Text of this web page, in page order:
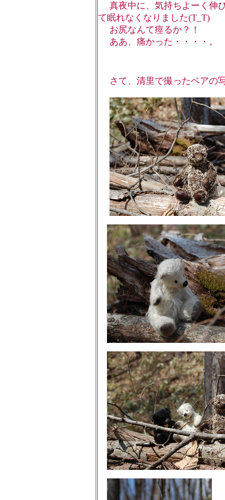
真夜中に、気持ちよーく伸
て眠れなくなりました(T_T)
お尻なんて痙るか？！
ああ、痛かった・・・・。
さて、清里で撮ったベアの